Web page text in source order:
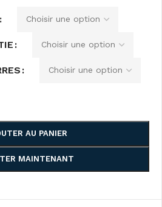
AU PANIER
MAINTENANT